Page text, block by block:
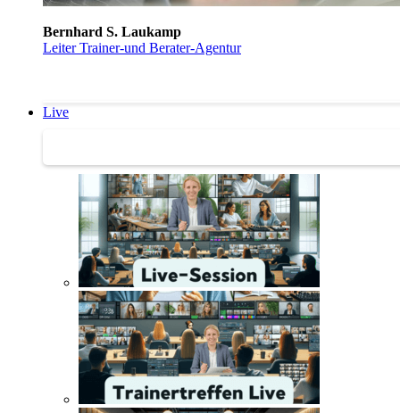
Bernhard S. Laukamp
Leiter Trainer-und Berater-Agentur
Live